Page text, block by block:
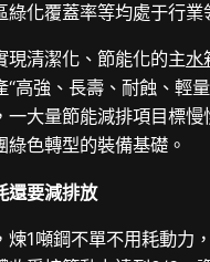
綠化覆蓋率等均處于行業
現清潔化、節能化的主水
“高強、長壽、耐蝕、輕
一大量節能減排項目標
綠色轉型的裝備基礎。
還要減排放
煉1噸鋼不單不用耗動力